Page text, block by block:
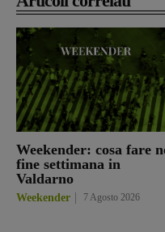
Weekender: cosa fare
fine settimana in
Valdarno
Weekender 7 Agosto 2026